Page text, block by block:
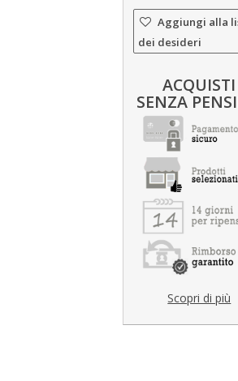
Aggiungi alla
dei desideri
ACQUISTI
SENZA
Scopri di più